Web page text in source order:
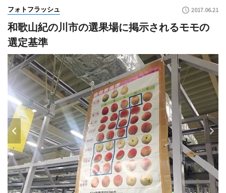
フォトフラッシュ 2017.06.21
和歌山紀の川市の選果場に掲示されるモモの
選定基準